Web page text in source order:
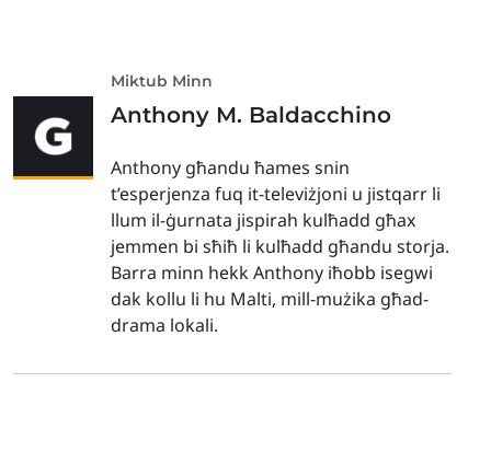
Miktub Minn
Anthony M. Baldacchino
Anthony għandu ħames snin
t’esperjenza fuq it-televiżjoni u jistqarr li
llum il-ġurnata jispirah kulħadd għax
jemmen bi sħiħ li kulħadd għandu storja.
Barra minn hekk Anthony iħobb isegwi
dak kollu li hu Malti, mill-mużika għad-
drama lokali.